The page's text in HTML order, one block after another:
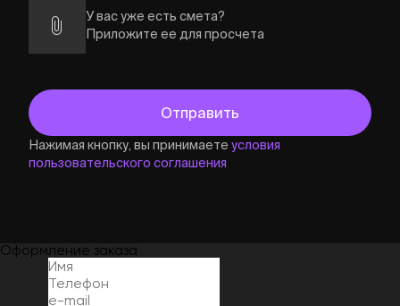
У вас уже есть смета?
Приложите ее для просчета
Нажимая кнопку, вы принимаете условия
пользовательского соглашения
Оформление заказа